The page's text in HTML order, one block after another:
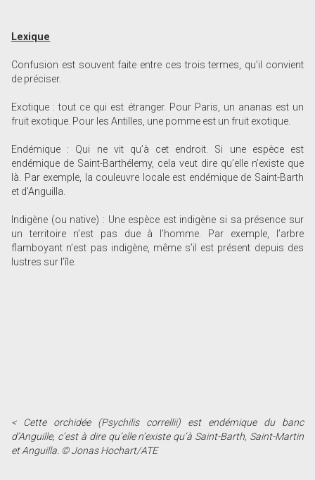
Lexique
Confusion est souvent faite entre ces trois termes, qu’il convient
de préciser.
Exotique : tout ce qui est étranger. Pour Paris, un ananas est un
fruit exotique. Pour les Antilles, une pomme est un fruit exotique.
Endémique : Qui ne vit qu’à cet endroit. Si une espèce est
endémique de Saint-Barthélemy, cela veut dire qu’elle n’existe que
là. Par exemple, la couleuvre locale est endémique de Saint-Barth
et d’Anguilla.
Indigène (ou native) : Une espèce est indigène si sa présence sur
un territoire n’est pas due à l’homme. Par exemple, l’arbre
flamboyant n’est pas indigène, même s’il est présent depuis des
lustres sur l’île.
< Cette orchidée (Psychilis correllii) est endémique du banc
d’Anguille, c’est à dire qu’elle n’existe qu’à Saint-Barth, Saint-Martin
et Anguilla. © Jonas Hochart/ATE